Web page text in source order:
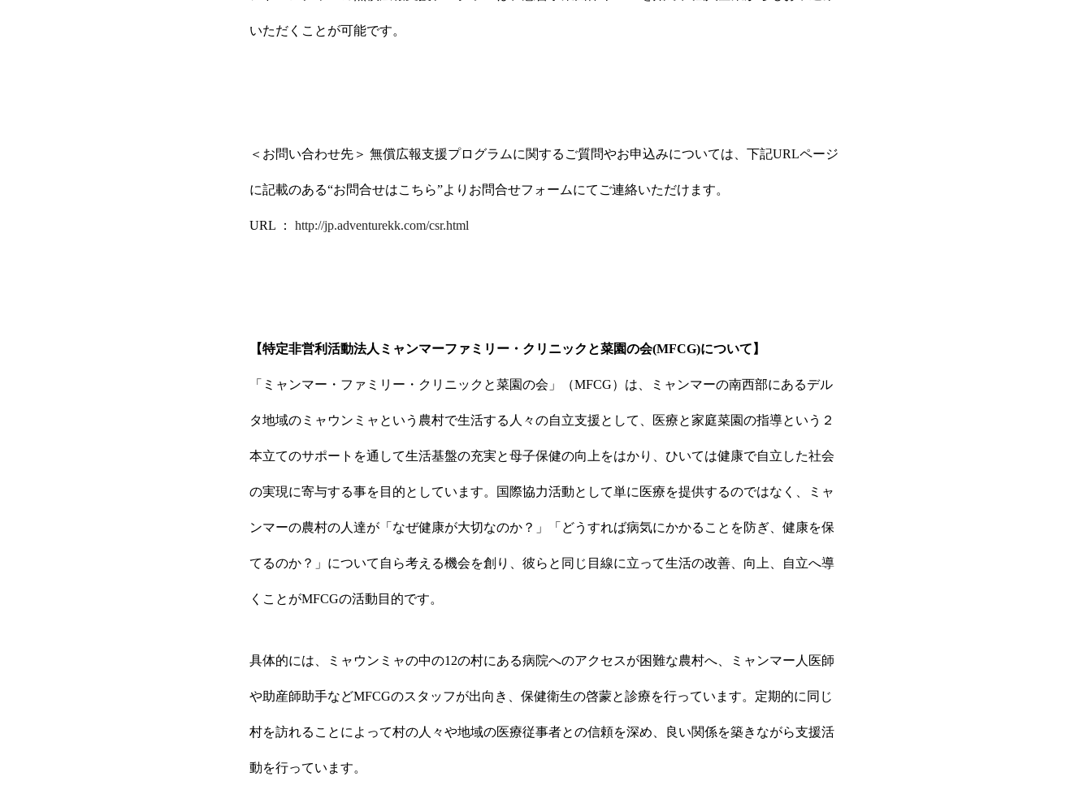
いただくことが可能です。
＜お問い合わせ先＞ 無償広報支援プログラムに関するご質問やお申込みについては、下記URLページ
に記載のある“お問合せはこちら”よりお問合せフォームにてご連絡いただけます。
URL ： http://jp.adventurekk.com/csr.html
【特定非営利活動法人ミャンマーファミリー・クリニックと菜園の会(MFCG)について】
「ミャンマー・ファミリー・クリニックと菜園の会」（MFCG）は、ミャンマーの南西部にあるデル
タ地域のミャウンミャという農村で生活する人々の自立支援として、医療と家庭菜園の指導という２
本立てのサポートを通して生活基盤の充実と母子保健の向上をはかり、ひいては健康で自立した社会
の実現に寄与する事を目的としています。国際協力活動として単に医療を提供するのではなく、ミャ
ンマーの農村の人達が「なぜ健康が大切なのか？」「どうすれば病気にかかることを防ぎ、健康を保
てるのか？」について自ら考える機会を創り、彼らと同じ目線に立って生活の改善、向上、自立へ導
くことがMFCGの活動目的です。
具体的には、ミャウンミャの中の12の村にある病院へのアクセスが困難な農村へ、ミャンマー人医師
や助産師助手などMFCGのスタッフが出向き、保健衛生の啓蒙と診療を行っています。定期的に同じ
村を訪れることによって村の人々や地域の医療従事者との信頼を深め、良い関係を築きながら支援活
動を行っています。